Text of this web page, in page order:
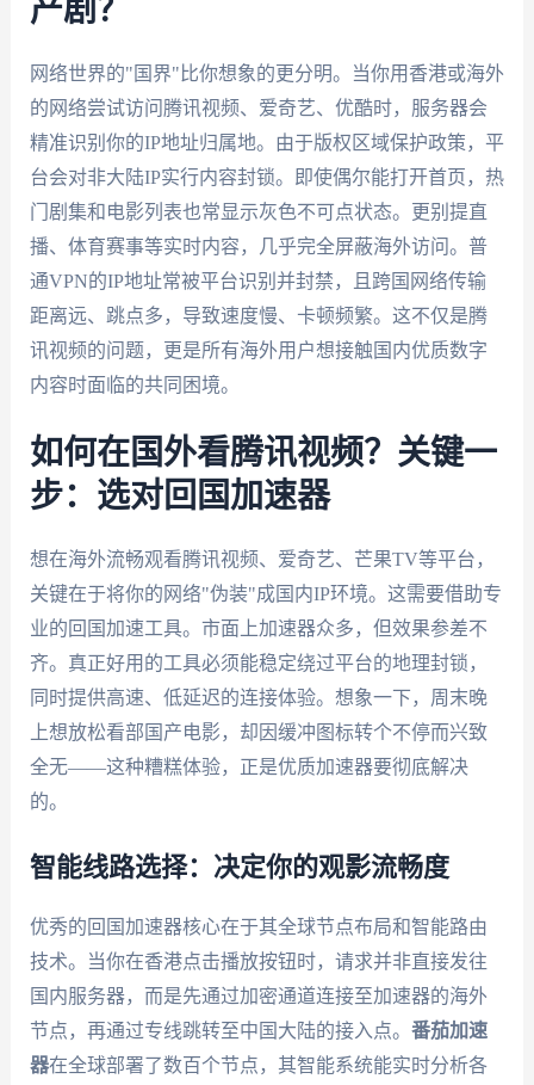
产剧？
网络世界的"国界"比你想象的更分明。当你用香港或海外
的网络尝试访问腾讯视频、爱奇艺、优酷时，服务器会
精准识别你的IP地址归属地。由于版权区域保护政策，平
台会对非大陆IP实行内容封锁。即使偶尔能打开首页，热
门剧集和电影列表也常显示灰色不可点状态。更别提直
播、体育赛事等实时内容，几乎完全屏蔽海外访问。普
通VPN的IP地址常被平台识别并封禁，且跨国网络传输
距离远、跳点多，导致速度慢、卡顿频繁。这不仅是腾
讯视频的问题，更是所有海外用户想接触国内优质数字
内容时面临的共同困境。
如何在国外看腾讯视频？关键一
步：选对回国加速器
想在海外流畅观看腾讯视频、爱奇艺、芒果TV等平台，
关键在于将你的网络"伪装"成国内IP环境。这需要借助专
业的回国加速工具。市面上加速器众多，但效果参差不
齐。真正好用的工具必须能稳定绕过平台的地理封锁，
同时提供高速、低延迟的连接体验。想象一下，周末晚
上想放松看部国产电影，却因缓冲图标转个不停而兴致
全无——这种糟糕体验，正是优质加速器要彻底解决
的。
智能线路选择：决定你的观影流畅度
优秀的回国加速器核心在于其全球节点布局和智能路由
技术。当你在香港点击播放按钮时，请求并非直接发往
国内服务器，而是先通过加密通道连接至加速器的海外
节点，再通过专线跳转至中国大陆的接入点。 番茄加速
器在全球部署了数百个节点，其智能系统能实时分析各